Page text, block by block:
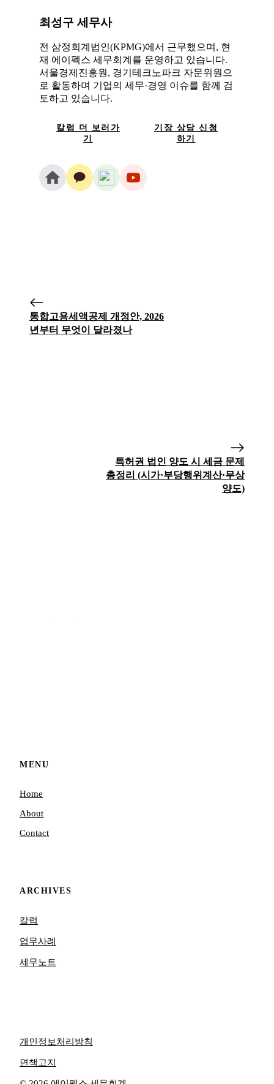
최성구 세무사
전 삼정회계법인(KPMG)에서 근무했으며, 현
재 에이펙스 세무회계를 운영하고 있습니다.
서울경제진흥원, 경기테크노파크 자문위원으
로 활동하며 기업의 세무·경영 이슈를 함께 검
토하고 있습니다.
칼럼 더 보러가
기
기장 상담 신청
하기
통합고용세액공제 개정안, 2026
년부터 무엇이 달라졌나
특허권 법인 양도 시 세금 문제
총정리 (시가·부당행위계산·무상
양도)
MENU
Home
About
Contact
ARCHIVES
칼럼
업무사례
세무노트
개인정보처리방침
면책고지